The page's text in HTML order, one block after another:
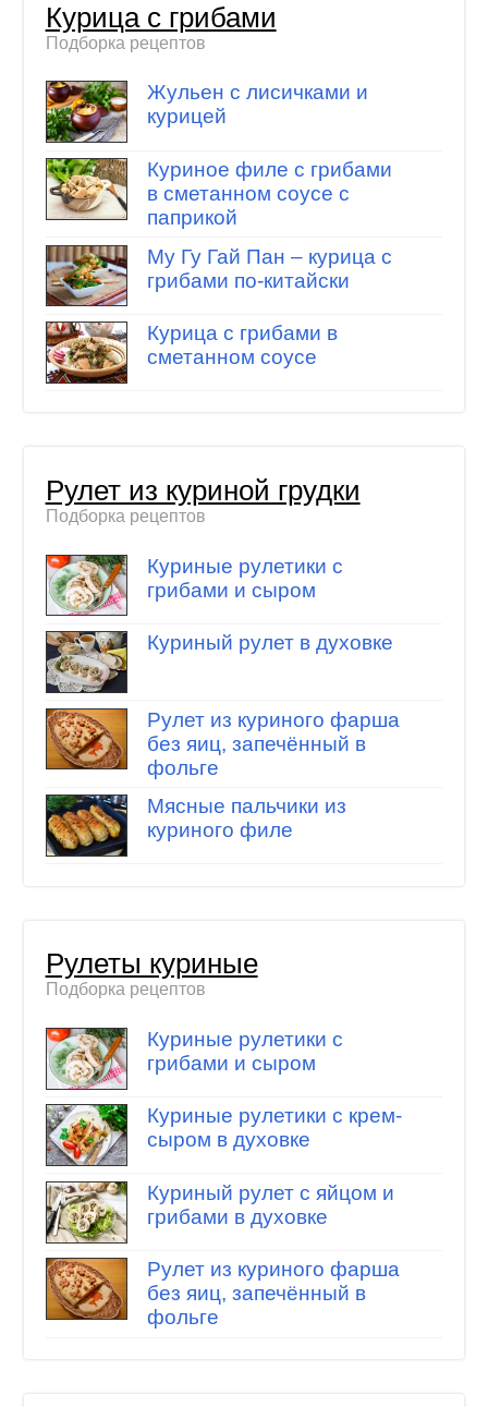
Курица с грибами
Подборка рецептов
Жульен с лисичками и
курицей
Куриное филе с грибами
в сметанном соусе с
паприкой
Му Гу Гай Пан – курица с
грибами по-китайски
Курица с грибами в
сметанном соусе
Рулет из куриной грудки
Подборка рецептов
Куриные рулетики с
грибами и сыром
Куриный рулет в духовке
Рулет из куриного фарша
без яиц, запечённый в
фольге
Мясные пальчики из
куриного филе
Рулеты куриные
Подборка рецептов
Куриные рулетики с
грибами и сыром
Куриные рулетики с крем-
сыром в духовке
Куриный рулет с яйцом и
грибами в духовке
Рулет из куриного фарша
без яиц, запечённый в
фольге